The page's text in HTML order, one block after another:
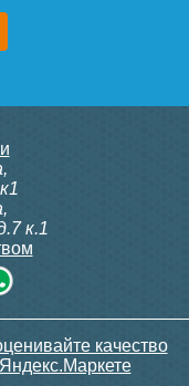
подвесной Grossman
30 веллингтон/
,
,
к.1